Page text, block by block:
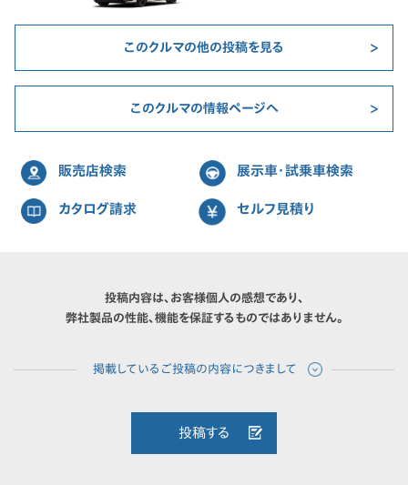
このクルマの他の投稿を見る
このクルマの情報ページへ
販売店検索 展示車・試乗車検索
カタログ請求 セルフ見積り
投稿内容は、お客様個人の感想であり、
弊社製品の性能、機能を保証するものではありません。
投稿する